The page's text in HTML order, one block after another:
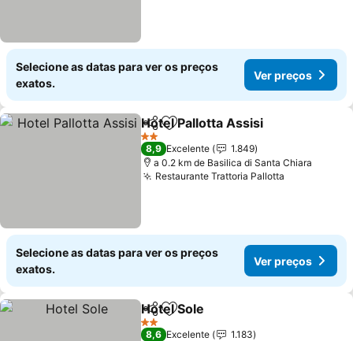
Selecione as datas para ver os preços
exatos.
Ver preços
PartilharAdicionar aos favoritos
Hotel Pallotta Assisi
2 Estrelas
8,9 Excelente
1.849
a 0.2 km de Basilica di Santa Chiara
Restaurante Trattoria Pallotta
Selecione as datas para ver os preços
exatos.
Ver preços
PartilharAdicionar aos favoritos
Hotel Sole
2 Estrelas
8,6 Excelente
1.183